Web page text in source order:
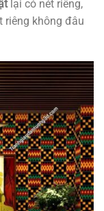
lại có nét riêng,
riêng không đâu